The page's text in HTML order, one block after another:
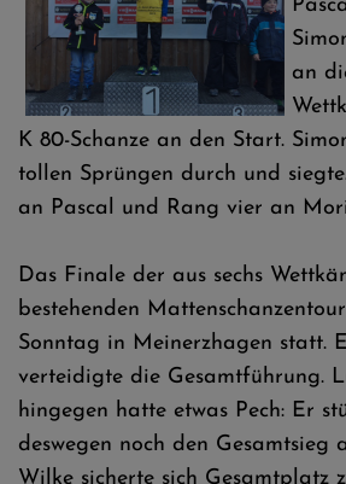
an
K 80-Schanze an den Start.
tollen Sprüngen durch und
an Pascal und Rang vier an
Das Finale der aus sechs
bestehenden
Sonntag in Meinerzhagen statt.
verteidigte die Gesamtführung.
hingegen hatte etwas Pech: Er
deswegen noch den Gesamtsieg
Wilke sicherte sich Gesamtplatz